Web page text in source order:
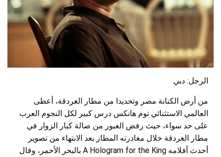
الرجل: دبي
من أرض الكنانة مصر وتحديدا من مطار الغردقة، أعطى
العالمي الاستثنائي توم هانكس درس كبير لكل النجوم العرب
على حد سواء، حيث رفض العبور من صالة كبار الزوار في
مطار الغردقة خلال مغادرته المطار بعد الانتهاء من تصوير
أحدث أفلامه A Hologram for the King بالبحر الأحمر، وقال